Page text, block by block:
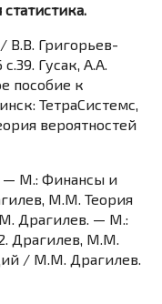
В.В. Григорьев-
Гусак, А.А.
пособие к
ТетраСистемс,
вероятностей
— М.: Финансы и
М.М. Теория
Драгилев. — М.:
Драгилев, М.М.
/ М.М. Драгилев.